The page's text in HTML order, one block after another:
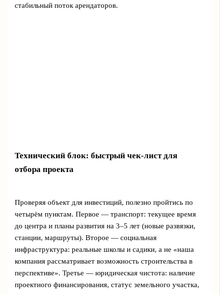
стабильный поток арендаторов.
Технический блок: быстрый чек-лист для
отбора проекта
Проверяя объект для инвестиций, полезно пройтись по
четырём пунктам. Первое — транспорт: текущее время
до центра и планы развития на 3–5 лет (новые развязки,
станции, маршруты). Второе — социальная
инфраструктура: реальные школы и садики, а не «наша
компания рассматривает возможность строительства в
перспективе». Третье — юридическая чистота: наличие
проектного финансирования, статус земельного участка,